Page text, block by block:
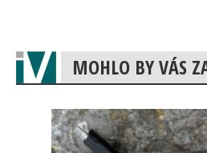
MOHLO BY VÁS